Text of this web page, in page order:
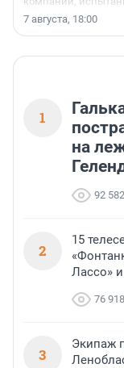
осторожного
7 августа, 18:00
1
на
92 582
2
15
Лассо»
76 918
3
Экипаж